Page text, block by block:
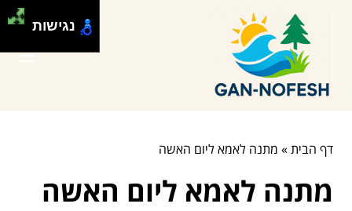
דף הבית» מתנה לאמא ליום האשה
מתנה לאמא ליום האשה
נגישות